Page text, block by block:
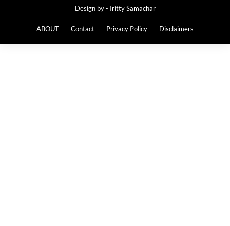
Design by - Iritty Samachar
ABOUT Contact Privacy Policy Disclaimers